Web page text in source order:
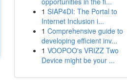
1 SIAP4DI: The Portal to
Internet Inclusion i...
1 Comprehensive guide to
developing efficient inv...
1 VOOPOO's VRIZZ Two
Device might be your ...